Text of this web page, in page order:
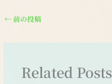
← 前の投稿
Related Posts